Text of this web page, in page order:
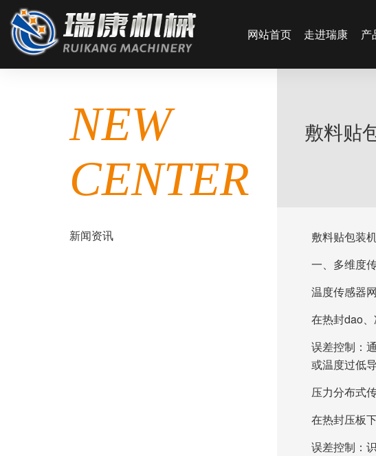
网站首页 走进瑞康 产
NEW
CENTER
新闻资讯
敷料贴
敷料贴包装
一、多维度
温度传感器
在热封dao
误差控制：
或温度过低
压力分布式
在热封压板
误差控制：